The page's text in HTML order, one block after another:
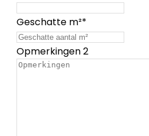
Geschatte m²*
Opmerkingen 2